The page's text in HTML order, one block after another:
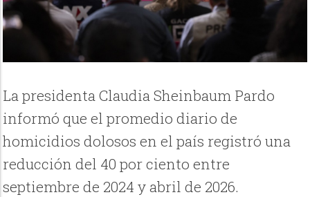
La presidenta Claudia Sheinbaum Pardo
informó que el promedio diario de
homicidios dolosos en el país registró una
reducción del 40 por ciento entre
septiembre de 2024 y abril de 2026.